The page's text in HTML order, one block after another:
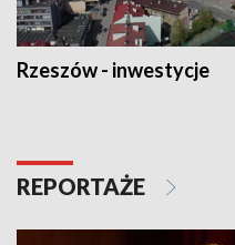
Rzeszów - inwestycje
REPORTAŻE